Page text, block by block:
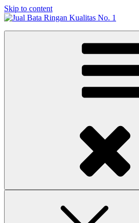
Skip to content
Jual Bata Ringan Kualitas No. 1